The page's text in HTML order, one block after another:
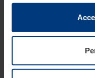
con il Suo impiego dei
Le disposizioni di
sul Suo dispositivo in
sito. Per tutti gli altri
consenso. Lei ha